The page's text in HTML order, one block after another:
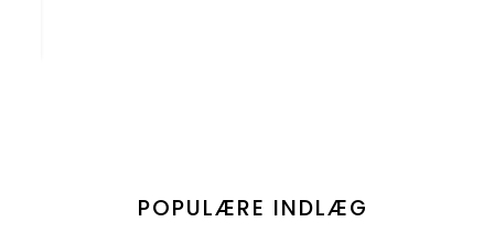
POPULÆRE INDLÆG